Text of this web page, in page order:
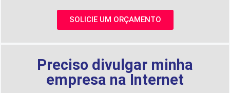
SOLICIE UM ORÇAMENTO
Preciso divulgar minha
empresa na Internet